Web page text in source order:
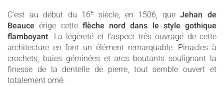
C’est au début du 16e siècle, en 1506, queJehan de
Beauce érige cette flèche nord dans le style gothique
flamboyant. La légèreté et l’aspect très ouvragé de cette
architecture en font un élément remarquable. Pinacles à
crochets, baies géminées et arcs boutants soulignant la
finesse de la dentelle de pierre, tout semble ouvert et
totalement orné.